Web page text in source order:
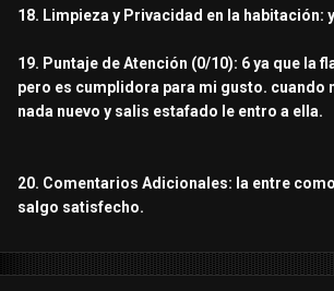
18. Limpieza y Privacidad en la habitación:
19. Puntaje de Atención (0/10): 6 ya que la
pero es cumplidora para mi gusto. cuando
nada nuevo y salis estafado le entro a ella.
20. Comentarios Adicionales: la entre
salgo satisfecho.